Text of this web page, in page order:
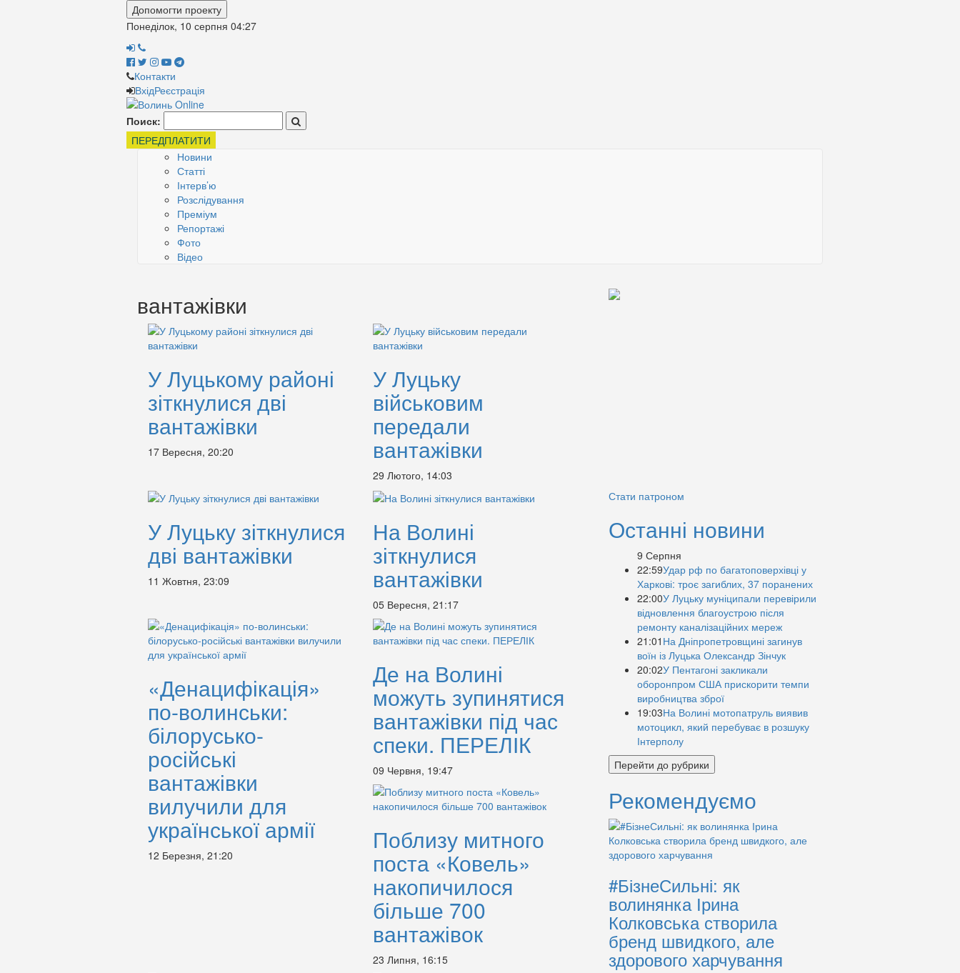
Допомогти проекту
Понеділок, 10 серпня 04:28
Контакти
ВхідРеєстрація
Поиск:
ПЕРЕДПЛАТИТИ
Новини
Статті
Інтерв’ю
Розслідування
Преміум
Репортажі
Фото
Відео
вантажівки
У Луцькому районі
зіткнулися дві
вантажівки
17 Вересня, 20:20
У Луцьку
військовим
передали
вантажівки
29 Лютого, 14:03
У Луцьку зіткнулися
дві вантажівки
11 Жовтня, 23:09
На Волині
зіткнулися
вантажівки
05 Вересня, 21:17
«Денацифікація»
по-волинськи:
білорусько-
російські
вантажівки
вилучили для
української армії
12 Березня, 21:20
Де на Волині
можуть зупинятися
вантажівки під час
спеки. ПЕРЕЛІК
09 Червня, 19:47
Поблизу митного
поста «Ковель»
накопичилося
більше 700
вантажівок
23 Липня, 16:15
Стати патроном
Останні новини
9 Серпня
22:59Удар рф по багатоповерхівці у
Харкові: троє загиблих, 37 поранених
22:00У Луцьку муніципали перевірили
відновлення благоустрою після
ремонту каналізаційних мереж
21:01 На Дніпропетровщині загинув
воїн із Луцька Олександр Зінчук
20:02У Пентагоні закликали
оборонпром США прискорити темпи
виробництва зброї
19:03На Волині мотопатруль виявив
мотоцикл, який перебуває в розшуку
Інтерполу
Перейти до рубрики
Рекомендуємо
#БізнеСильні: як
волинянка Ірина
Колковська створила
бренд швидкого, але
здорового харчування